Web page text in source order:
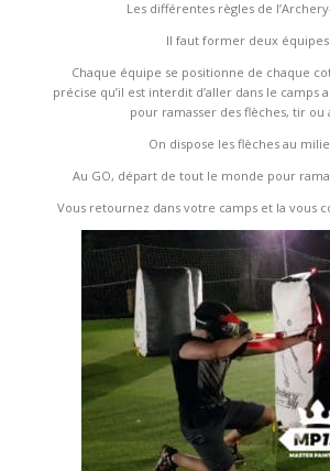
Les différentes règles de
Il faut former deux équipes
Chaque équipe se positionne de chaque
précise qu’il est interdit d’aller dans le camps
pour ramasser des flèches, tir ou
On dispose les flèches au
Au GO, départ de tout le monde pour
Vous retournez dans votre camps et la vous